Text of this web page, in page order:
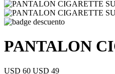
PANTALON
USD 60 USD 49